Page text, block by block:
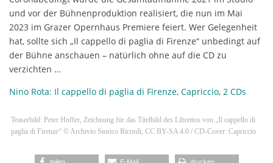
und vor der Bühnenproduktion realisiert, die nun im Mai
2023 im Grazer Opernhaus Premiere feiert. Wer Gelegenheit
hat, sollte sich „Il cappello di paglia di Firenze“ unbedingt auf
der Bühne anschauen – natürlich ohne auf die CD zu
verzichten …
Nino Rota: Il cappello di paglia di Firenze, Capriccio, 2 CDs
Teaserbild: Peter Hoffer, Zeichnung für das Titelbild des Librettos von „Il cappello di
paglia di Firenze“ © Archivio Storico Ricordi, CC BY-SA 4.0 / CD-Cover: Capriccio